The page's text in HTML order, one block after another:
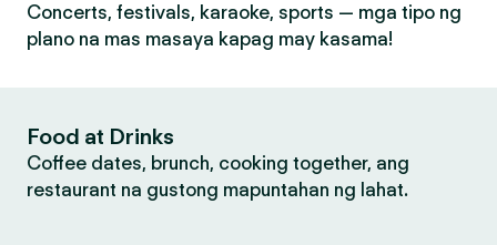
Concerts, festivals, karaoke, sports — mga tipo ng
plano na mas masaya kapag may kasama!
Food at Drinks
Coffee dates, brunch, cooking together, ang
restaurant na gustong mapuntahan ng lahat.